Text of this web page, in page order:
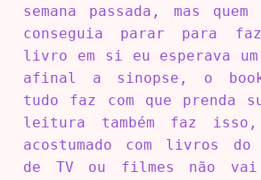
semana passada, mas
conseguia parar para
livro em si eu esperava
afinal a sinopse, o
tudo faz com que prenda
leitura também faz isso,
acostumado com livros
de TV ou filmes não vai